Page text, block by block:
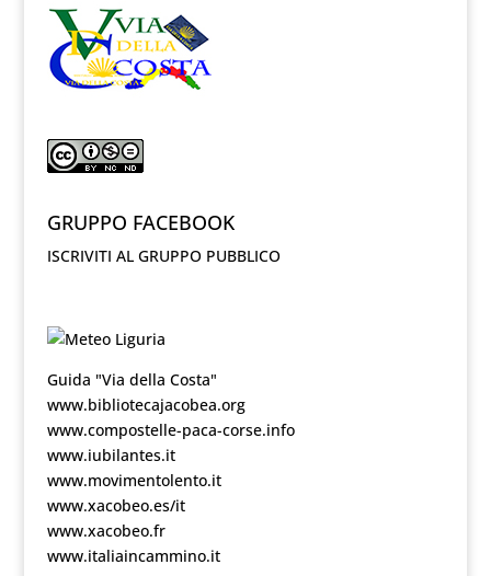
GRUPPO FACEBOOK
ISCRIVITI AL GRUPPO PUBBLICO
Guida "Via della Costa"
www.bibliotecajacobea.org
www.compostelle-paca-corse.info
www.iubilantes.it
www.movimentolento.it
www.xacobeo.es/it
www.xacobeo.fr
www.italiaincammino.it